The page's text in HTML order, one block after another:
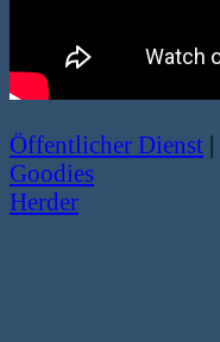
Öffentlicher Dienst |
Goodies
Herder